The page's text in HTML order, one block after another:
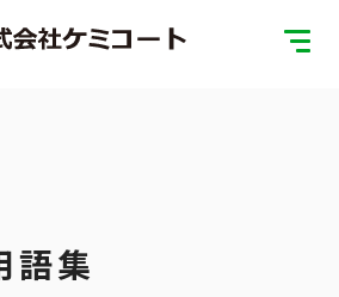
ISOへの取り組み
語集